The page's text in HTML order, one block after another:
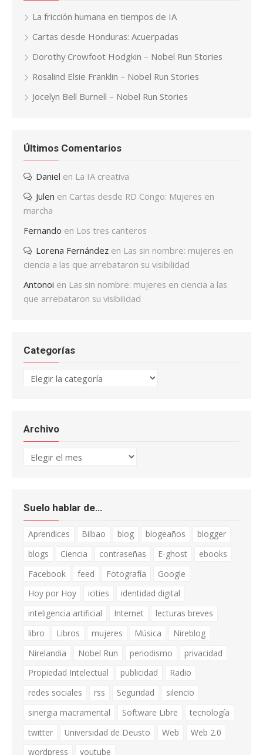
La fricción humana en tiempos de IA
Cartas desde Honduras: Acuerpadas
Dorothy Crowfoot Hodgkin – Nobel Run Stories
Rosalind Elsie Franklin – Nobel Run Stories
Jocelyn Bell Burnell – Nobel Run Stories
Últimos Comentarios
Daniel en La IA creativa
Julen en Cartas desde RD Congo: Mujeres en
marcha
Fernando en Los tres canteros
Lorena Fernández en Las sin nombre: mujeres en
ciencia a las que arrebataron su visibilidad
Antonoi en Las sin nombre: mujeres en ciencia a las
que arrebataron su visibilidad
Categorías
Categorías
Archivo
Archivo
Suelo hablar de…
Aprendices Bilbao blog blogeaños
blogger
blogs
Ciencia contraseñas E-ghost
ebooks
Facebook
feed Fotografía
Google
Hoy por Hoy
icities
identidad digital
inteligencia artificial
Internet
lecturas breves
libro
Libros mujeres Música
Nireblog
Nirelandia
Nobel Run periodismo
privacidad
Propiedad Intelectual
publicidad
Radio
redes sociales
rss Seguridad
silencio
sinergia macramental
Software Libre
tecnología
twitter
Universidad de Deusto Web
Web 2.0
wordpress
youtube